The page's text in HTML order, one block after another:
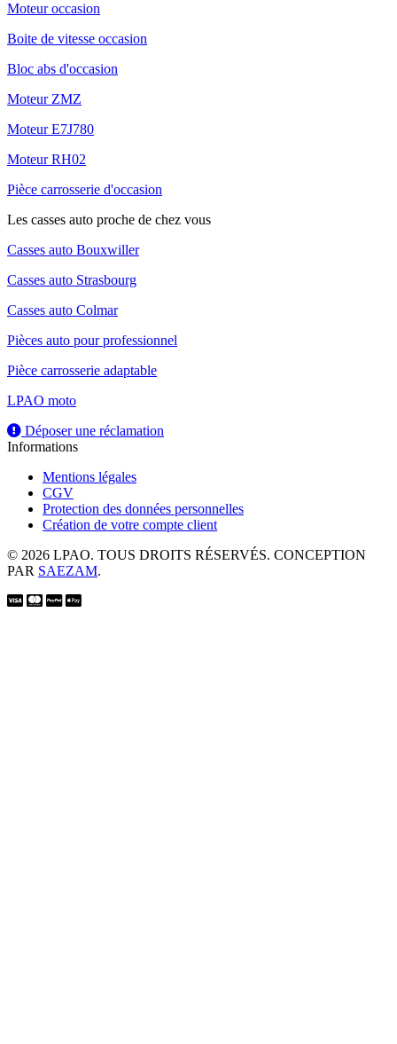
Moteur occasion
Boite de vitesse occasion
Bloc abs d'occasion
Moteur ZMZ
Moteur E7J780
Moteur RH02
Pièce carrosserie d'occasion
Les casses auto proche de chez vous
Casses auto Bouxwiller
Casses auto Strasbourg
Casses auto Colmar
Pièces auto pour professionnel
Pièce carrosserie adaptable
LPAO moto
Déposer une réclamation
Informations
Mentions légales
CGV
Protection des données personnelles
Création de votre compte client
© 2026 LPAO. TOUS DROITS RÉSERVÉS. CONCEPTION
PAR SAEZAM.